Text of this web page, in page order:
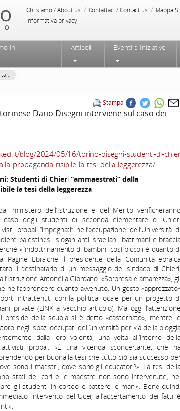
Chi siamo / About us / Contattaci / Contact us / Mappa
Informativa privacy
in
Articoli Eventi e Iniziative
Stampa
Dario Disegni interviene sul caso dei
blog/2024/05/16/torino-disegni-studenti-di-chier
propaganda-risibile-la-tesi-della-leggerezza/
Studenti di Chieri “ammaestrati” dalla
la tesi della leggerezza
ministero dell’Istruzione e del Merito verificheranno
caso degli studenti di seconda elementare di Chieri
propal “impegnati” nell’occupazione dell’Università di
palestinesi, slogan anti-israeliani, battimani e braccia
«l’indottrinamento di bambini così piccoli è quanto di
Pagine Ebraiche il presidente della Comunità ebraica
il destinatario di un messaggio del sindaco di Chieri,
Antonella Giordano. «Sorpresa e amarezza», gli
nell’apprendere quanto avvenuto. Un gesto «apprezzato»
intrattenuti con la politica locale per un progetto di
private (LINK a vecchio articolo). Ma oggi l’attenzione
preside della scuola si è detto «costernato», mentre le
negli spazi occupati dell’università per via della pioggia
dalla loro volontà, una volta all’interno della
propal. «È una vicenda sconcertante, che ha
per buona la tesi che tutto ciò sia successo per
sono i maestri, dove sono gli educatori?». La tesi della
stati dei cori e le maestre non sono intervenute, nel
gli studenti in corteo e battere le mani». Bene quindi
intervento dell’Ucei; all’accertamento dei fatti è